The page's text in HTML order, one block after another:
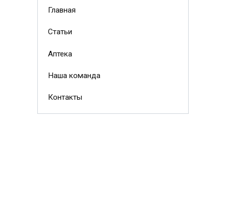
Главная
Статьи
Аптека
Наша команда
Контакты